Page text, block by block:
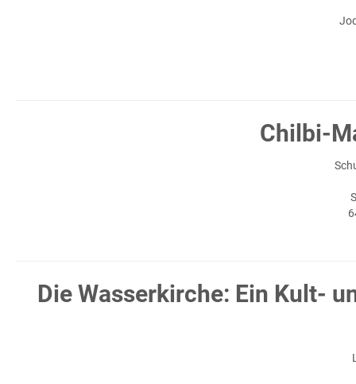
Chilbi-
Die Wasserkirche: Ein Kult-